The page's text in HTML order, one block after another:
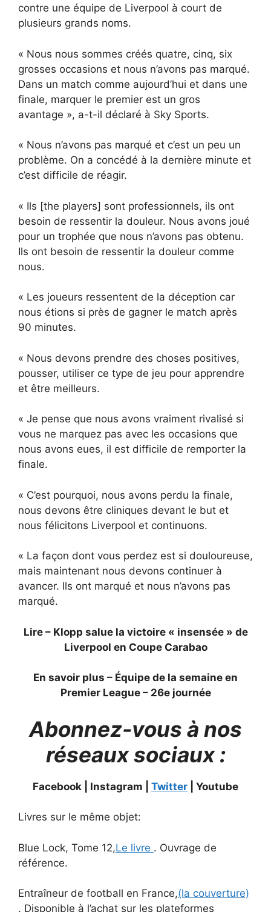
contre une équipe de Liverpool à court de
plusieurs grands noms.
« Nous nous sommes créés quatre, cinq, six
grosses occasions et nous n’avons pas marqué.
Dans un match comme aujourd’hui et dans une
finale, marquer le premier est un gros
avantage », a-t-il déclaré à Sky Sports.
« Nous n’avons pas marqué et c’est un peu un
problème. On a concédé à la dernière minute et
c’est difficile de réagir.
« Ils [the players] sont professionnels, ils ont
besoin de ressentir la douleur. Nous avons joué
pour un trophée que nous n’avons pas obtenu.
Ils ont besoin de ressentir la douleur comme
nous.
« Les joueurs ressentent de la déception car
nous étions si près de gagner le match après
90 minutes.
« Nous devons prendre des choses positives,
pousser, utiliser ce type de jeu pour apprendre
et être meilleurs.
« Je pense que nous avons vraiment rivalisé si
vous ne marquez pas avec les occasions que
nous avons eues, il est difficile de remporter la
finale.
« C’est pourquoi, nous avons perdu la finale,
nous devons être cliniques devant le but et
nous félicitons Liverpool et continuons.
« La façon dont vous perdez est si douloureuse,
mais maintenant nous devons continuer à
avancer. Ils ont marqué et nous n’avons pas
marqué.
Lire – Klopp salue la victoire « insensée » de
Liverpool en Coupe Carabao
En savoir plus – Équipe de la semaine en
Premier League – 26e journée
Abonnez-vous à nos
réseaux sociaux :
Facebook | Instagram | Twitter | Youtube
Livres sur le même objet:
Blue Lock, Tome 12,Le livre . Ouvrage de
référence.
Entraîneur de football en France,(la couverture)
. Disponible à l’achat sur les plateformes